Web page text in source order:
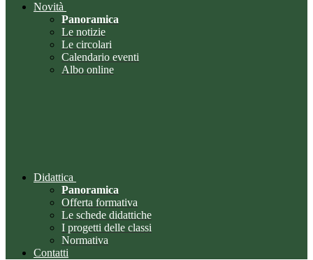
Novità
Panoramica
Le notizie
Le circolari
Calendario eventi
Albo online
Didattica
Panoramica
Offerta formativa
Le schede didattiche
I progetti delle classi
Normativa
Contatti